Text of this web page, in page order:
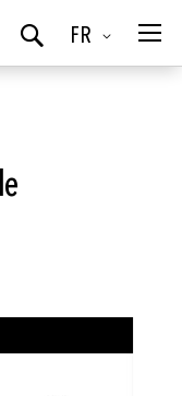
Langue
FR
Chercher